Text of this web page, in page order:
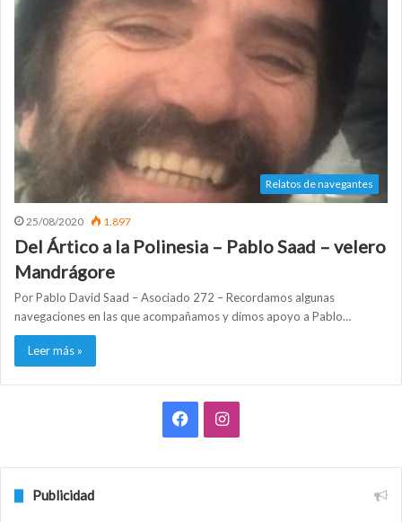
Relatos de navegantes
25/08/2020 1.897
Del Ártico a la Polinesia – Pablo Saad – velero
Mandrágore
Por Pablo David Saad – Asociado 272 – Recordamos algunas
navegaciones en las que acompañamos y dimos apoyo a Pablo…
Leer más »
I
Publicidad